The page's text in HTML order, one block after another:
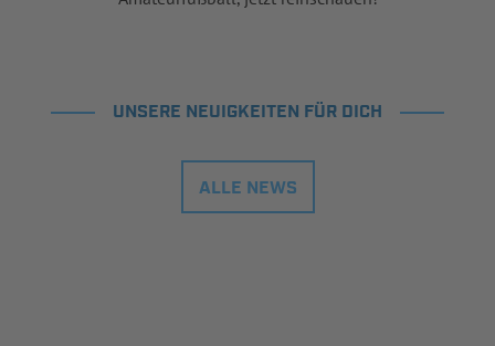
UNSERE NEUIGKEITEN FÜR DICH
ALLE NEWS